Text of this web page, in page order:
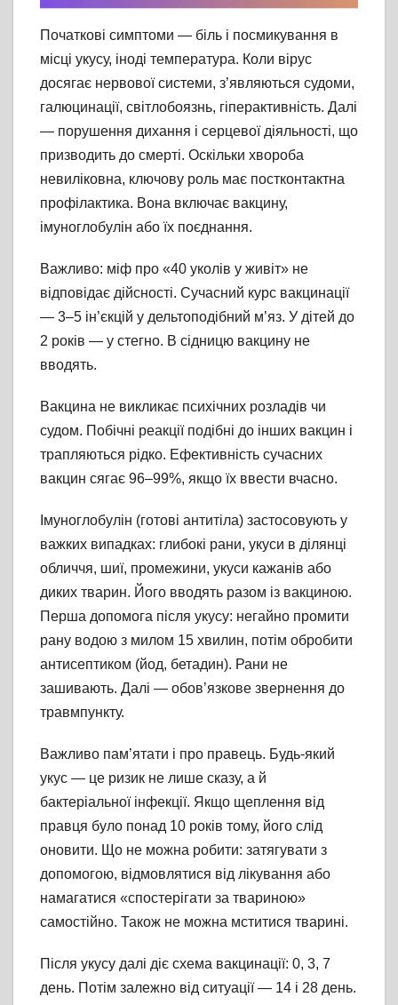
Початкові симптоми — біль і посмикування в
місці укусу, іноді температура. Коли вірус
досягає нервової системи, з’являються судоми,
галюцинації, світлобоязнь, гіперактивність. Далі
— порушення дихання і серцевої діяльності, що
призводить до смерті. Оскільки хвороба
невиліковна, ключову роль має постконтактна
профілактика. Вона включає вакцину,
імуноглобулін або їх поєднання.
Важливо: міф про «40 уколів у живіт» не
відповідає дійсності. Сучасний курс вакцинації
— 3–5 ін’єкцій у дельтоподібний м’яз. У дітей до
2 років — у стегно. В сідницю вакцину не
вводять.
Вакцина не викликає психічних розладів чи
судом. Побічні реакції подібні до інших вакцин і
трапляються рідко. Ефективність сучасних
вакцин сягає 96–99%, якщо їх ввести вчасно.
Імуноглобулін (готові антитіла) застосовують у
важких випадках: глибокі рани, укуси в ділянці
обличчя, шиї, промежини, укуси кажанів або
диких тварин. Його вводять разом із вакциною.
Перша допомога після укусу: негайно промити
рану водою з милом 15 хвилин, потім обробити
антисептиком (йод, бетадин). Рани не
зашивають. Далі — обов’язкове звернення до
травмпункту.
Важливо пам’ятати і про правець. Будь-який
укус — це ризик не лише сказу, а й
бактеріальної інфекції. Якщо щеплення від
правця було понад 10 років тому, його слід
оновити. Що не можна робити: затягувати з
допомогою, відмовлятися від лікування або
намагатися «спостерігати за твариною»
самостійно. Також не можна мститися тварині.
Після укусу далі діє схема вакцинації: 0, 3, 7
день. Потім залежно від ситуації — 14 і 28 день.